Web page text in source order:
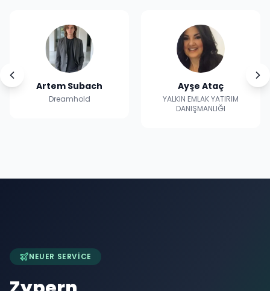
AyşeAtaç
YALKIN EMLAK YATIRIM
Aysu Güler
YALKIN EMLAK YATIRIM
DANIŞMANLIĞI
NEUER SERVICE